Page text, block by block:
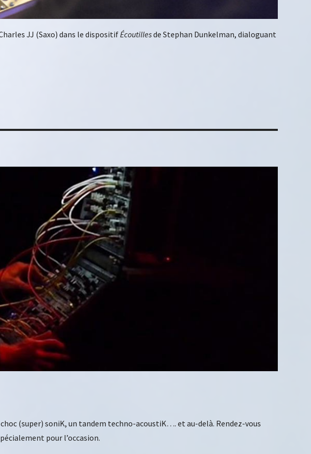
JJ (Saxo) dans le dispositifÉcoutillesde Stephan Dunkelman, dialoguant
(super) soniK, un tandem techno-acoustiK…. et au-delà. Rendez-vous
pour l’occasion.